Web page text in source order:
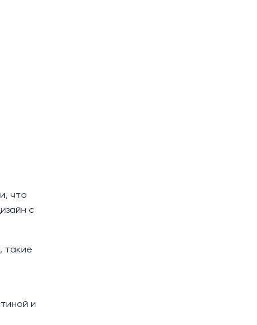
что
с
такие
и